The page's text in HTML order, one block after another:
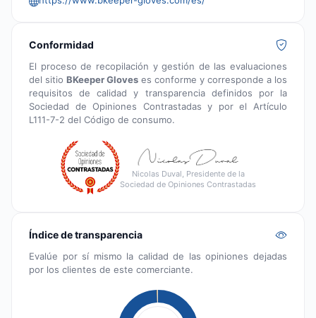
Conformidad
El proceso de recopilación y gestión de las evaluaciones
del sitio BKeeper Gloves es conforme y corresponde a los
requisitos de calidad y transparencia definidos por la
Sociedad de Opiniones Contrastadas y por el Artículo
L111-7-2 del Código de consumo.
Nicolas Duval, Presidente de la
Sociedad de Opiniones Contrastadas
Índice de transparencia
Evalúe por sí mismo la calidad de las opiniones dejadas
por los clientes de este comerciante.